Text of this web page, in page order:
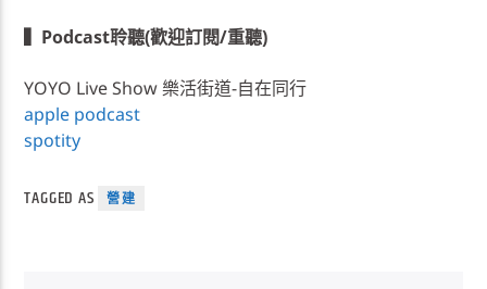
▍Podcast聆聽(歡迎訂閱/重聽)
YOYO Live Show 樂活街道-自在同行
apple podcast
spotity
TAGGED AS 營建